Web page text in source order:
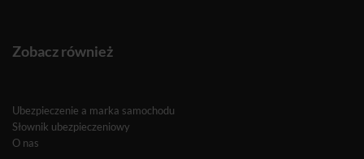
Zobacz również
Ubezpieczenie a marka samochodu
Słownik ubezpieczeniowy
O nas